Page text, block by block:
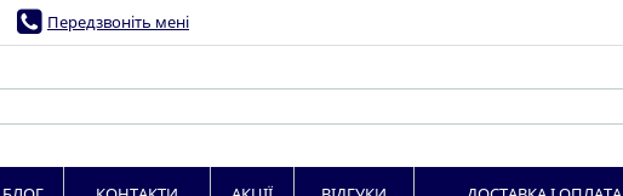
Передзвоніть мені